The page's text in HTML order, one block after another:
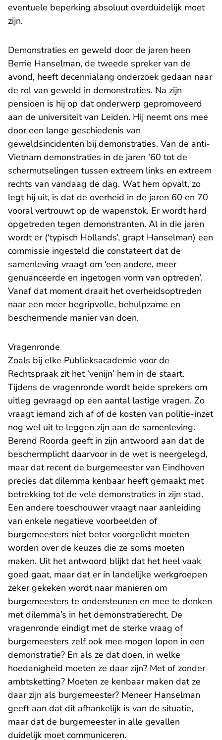
eventuele beperking absoluut overduidelijk moet
zijn.
Demonstraties en geweld door de jaren heen
Berrie Hanselman, de tweede spreker van de
avond, heeft decennialang onderzoek gedaan naar
de rol van geweld in demonstraties. Na zijn
pensioen is hij op dat onderwerp gepromoveerd
aan de universiteit van Leiden. Hij neemt ons mee
door een lange geschiedenis van
geweldsincidenten bij demonstraties. Van de anti-
Vietnam demonstraties in de jaren ’60 tot de
schermutselingen tussen extreem links en extreem
rechts van vandaag de dag. Wat hem opvalt, zo
legt hij uit, is dat de overheid in de jaren 60 en 70
vooral vertrouwt op de wapenstok. Er wordt hard
opgetreden tegen demonstranten. Al in die jaren
wordt er (‘typisch Hollands’, grapt Hanselman) een
commissie ingesteld die constateert dat de
samenleving vraagt om ‘een andere, meer
genuanceerde en ingetogen vorm van optreden’.
Vanaf dat moment draait het overheidsoptreden
naar een meer begripvolle, behulpzame en
beschermende manier van doen.
Vragenronde
Zoals bij elke Publieksacademie voor de
Rechtspraak zit het ‘venijn’ hem in de staart.
Tijdens de vragenronde wordt beide sprekers om
uitleg gevraagd op een aantal lastige vragen. Zo
vraagt iemand zich af of de kosten van politie-inzet
nog wel uit te leggen zijn aan de samenleving.
Berend Roorda geeft in zijn antwoord aan dat de
beschermplicht daarvoor in de wet is neergelegd,
maar dat recent de burgemeester van Eindhoven
precies dat dilemma kenbaar heeft gemaakt met
betrekking tot de vele demonstraties in zijn stad.
Een andere toeschouwer vraagt naar aanleiding
van enkele negatieve voorbeelden of
burgemeesters niet beter voorgelicht moeten
worden over de keuzes die ze soms moeten
maken. Uit het antwoord blijkt dat het heel vaak
goed gaat, maar dat er in landelijke werkgroepen
zeker gekeken wordt naar manieren om
burgemeesters te ondersteunen en mee te denken
met dilemma’s in het demonstratierecht. De
vragenronde eindigt met de sterke vraag of
burgemeesters zelf ook mee mogen lopen in een
demonstratie? En als ze dat doen, in welke
hoedanigheid moeten ze daar zijn? Met of zonder
ambtsketting? Moeten ze kenbaar maken dat ze
daar zijn als burgemeester? Meneer Hanselman
geeft aan dat dit afhankelijk is van de situatie,
maar dat de burgemeester in alle gevallen
duidelijk moet communiceren.